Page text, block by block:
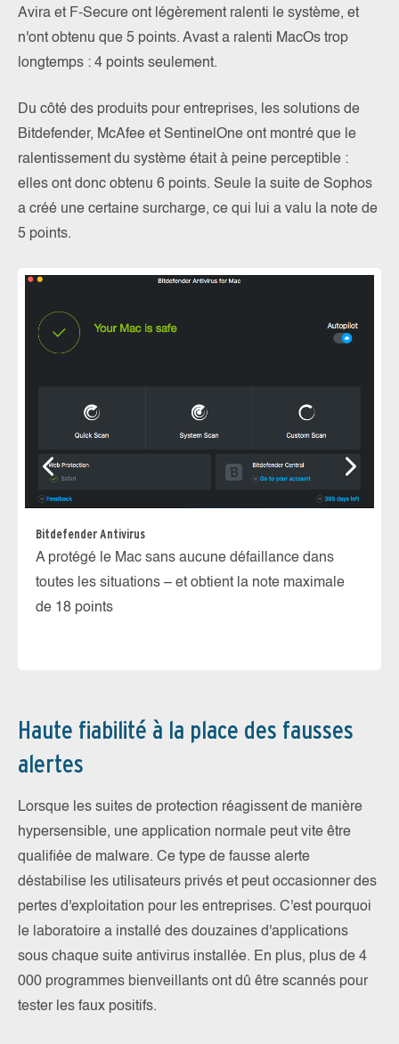
Avira et F-Secure ont légèrement ralenti le système, et
n'ont obtenu que 5 points. Avast a ralenti MacOs trop
longtemps : 4 points seulement.
Du côté des produits pour entreprises, les solutions de
Bitdefender, McAfee et SentinelOne ont montré que le
ralentissement du système était à peine perceptible :
elles ont donc obtenu 6 points. Seule la suite de Sophos
a créé une certaine surcharge, ce qui lui a valu la note de
5 points.
Bitdefender Antivirus
A protégé le Mac sans aucune défaillance dans
toutes les situations – et obtient la note maximale
de 18 points
Haute fiabilité à la place des fausses
alertes
Lorsque les suites de protection réagissent de manière
hypersensible, une application normale peut vite être
qualifiée de malware. Ce type de fausse alerte
déstabilise les utilisateurs privés et peut occasionner des
pertes d'exploitation pour les entreprises. C'est pourquoi
le laboratoire a installé des douzaines d'applications
sous chaque suite antivirus installée. En plus, plus de 4
000 programmes bienveillants ont dû être scannés pour
tester les faux positifs.